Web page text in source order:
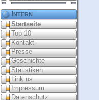
Intern
Startseite
Top 10
Kontakt
Presse
Geschichte
Statistiken
Link us
Impressum
Datenschutz